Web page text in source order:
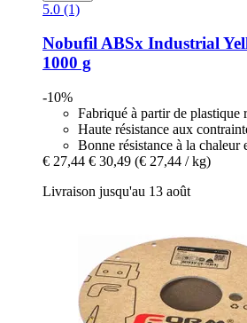
5.0 (1)
NobufilABSx Industrial
1000 g
-10%
Fabriqué à partir de plastique
Haute résistance aux
Bonne résistance à la
€ 27,44 € 30,49 (€ 27,44 / kg)
Livraison jusqu'au 13 août